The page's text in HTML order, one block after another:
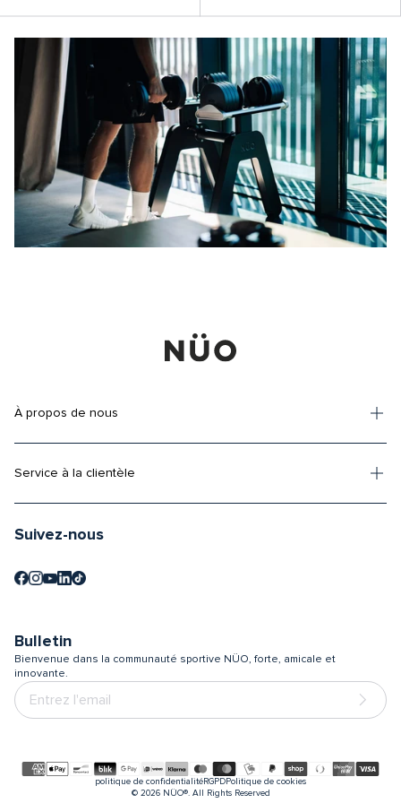
À propos de nous
Service à la clientèle
Suivez-nous
Bulletin
Bienvenue dans la communauté sportive NÜO, forte, amicale et
innovante.
© 2026 NÜO®. All Rights Reserved
politique de confidentialité RGPD Politique de cookies
Moyens